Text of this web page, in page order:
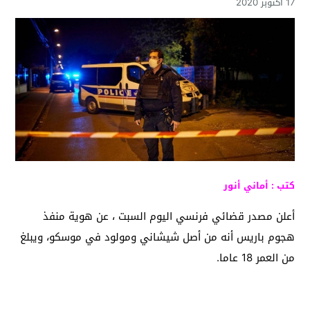
كتب : أماني أنور
أعلن مصدر قضائي فرنسي اليوم السبت ، عن هوية منفذ
هجوم باريس أنه من أصل شيشاني ومولود في موسكو، ويبلغ
من العمر 18 عاما.